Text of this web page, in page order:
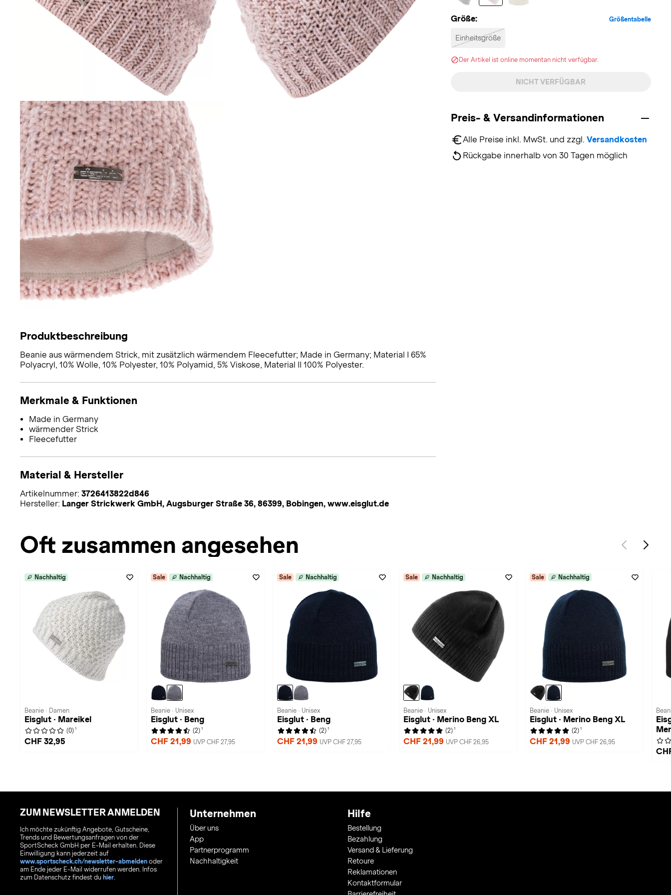
Größe: Größentabelle
Einheitsgröße
Der Artikel ist online momentan nicht verfügbar.
NICHT VERFÜGBAR
Preis- & Versandinformationen
Alle Preise inkl. MwSt. und zzgl. Versandkosten
Rückgabe innerhalb von 30 Tagen möglich
Produktbeschreibung
Beanie aus wärmendem Strick, mit zusätzlich wärmendem Fleecefutter; Made in Germany; Material I 65%
Polyacryl, 10% Wolle, 10% Polyester, 10% Polyamid, 5% Viskose, Material II 100% Polyester.
Merkmale & Funktionen
Made in Germany
wärmender Strick
Fleecefutter
Material & Hersteller
Artikelnummer: 3726413822d846
Hersteller: Langer Strickwerk GmbH, Augsburger Straße 36, 86399, Bobingen, www.eisglut.de
Oft zusammen angesehen
Nachhaltig
Beanie · Damen
Eisglut · Mareikel
(0) 1
CHF 32,95
Sale Nachhaltig
Beanie · Unisex
Eisglut · Beng
(2) 1
CHF 21,99 UVP CHF 27,95
Sale Nachhaltig
Beanie · Unisex
Eisglut · Beng
(2) 1
CHF 21,99 UVP CHF 27,95
Sale Nachhaltig
Beanie · Unisex
Eisglut · Merino Beng XL
(2) 1
CHF 21,99 UVP CHF 26,95
Sale Nachhaltig
Beanie · Unisex
Eisglut · Merino Beng XL
(2) 1
CHF 21,99 UVP CHF 26,95
ZUM NEWSLETTER ANMELDEN
Ich möchte zukünftig Angebote, Gutscheine,
Trends und Bewertungsanfragen von der
SportScheck GmbH per E-Mail erhalten. Diese
Einwilligung kann jederzeit auf
www.sportscheck.ch/newsletter-abmelden oder
am Ende jeder E-Mail widerrufen werden. Infos
zum Datenschutz findest du hier
Unternehmen
Über uns
App
Partnerprogramm
Nachhaltigkeit
Hilfe
Bestellung
Bezahlung
Versand & Lieferung
Retoure
Reklamationen
Kontaktformular